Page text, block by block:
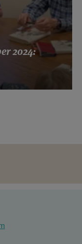
2024: